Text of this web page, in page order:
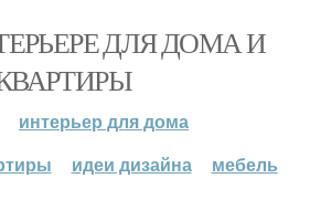
ДЛЯ ДОМА И
интерьер для дома
идеи дизайна мебель